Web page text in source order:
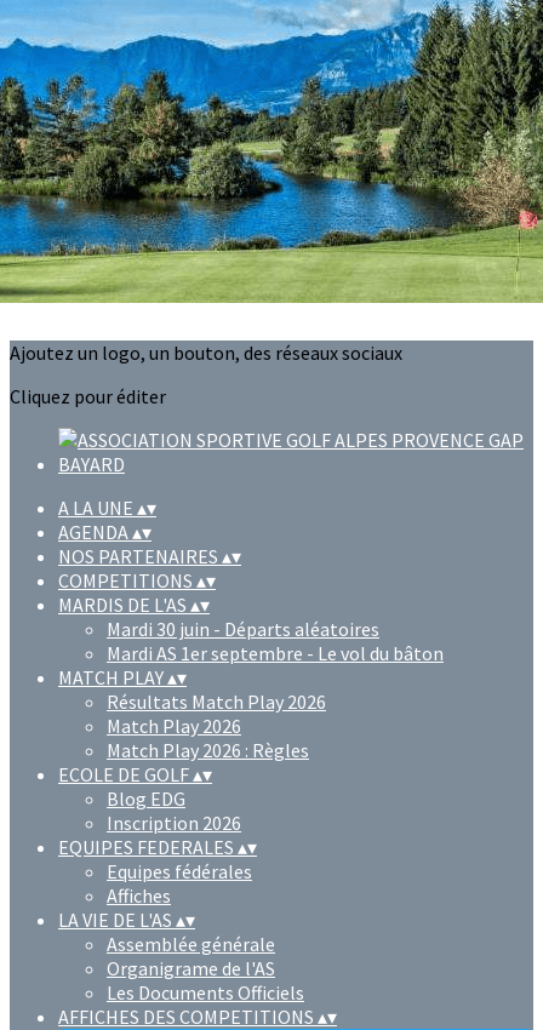
Exporter les lignes sélectionnées
Exporter toutes les colonnes
Exporter uniquement les colonnes affichées
Menu
?>
Images de la page d'accueil
Cliquez pour éditer
Ajoutez un logo, un bouton, des réseaux sociaux
Cliquez pour éditer
A LA UNE ▴▾
AGENDA▴▾
NOS PARTENAIRES ▴▾
COMPETITIONS ▴▾
MARDIS DE L'AS ▴▾
Mardi 30 juin - Départs aléatoires
Mardi AS 1er septembre - Le vol du bâton
MATCH PLAY▴▾
Résultats Match Play 2026
Match Play 2026
Match Play 2026 : Règles
ECOLE DE GOLF▴▾
Blog EDG
Inscription 2026
EQUIPES FEDERALES ▴▾
Equipes fédérales
Affiches
LA VIE DE L'AS ▴▾
Assemblée générale
Organigrame de l'AS
Les Documents Officiels
AFFICHES DES COMPETITIONS ▴▾